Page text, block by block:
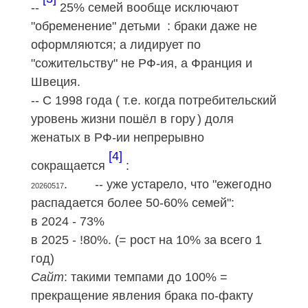
--
25% семей вообще исключают
"обременение" детьми : браки даже не
оформляются; а лидирует по
"сожительству" не РФ-ия, а Франция и
Швеция.
-- С 1998 года ( т.е. когда потребительский
уровень жизни пошёл в гору) доля
женатых в РФ-ии непрерывно
сокращается
[4]
:
20260517. -- уже устарело, что "ежегодно
распадается более 50-60% семей":
в 2024 - 73%
в 2025 - !80%. (= рост на 10% за всего 1
год)
Сайт: такими темпами до 100% =
прекращение явления брака по-факту